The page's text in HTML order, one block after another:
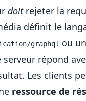
doitrejeter la
définit le
graphql ou
serveur répond
Les clients
ressource de